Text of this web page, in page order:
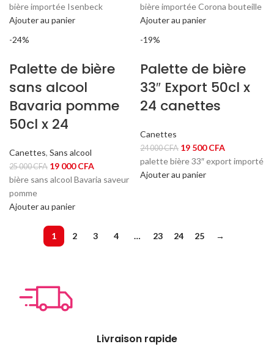
prix
initial
prix
bière importée Isenbeck
Ajouter au panier
prix
initial
prix
bière importée Corona bouteille
Ajouter au panier
-24%
Palette de bière
sans alcool
Bavaria pomme
50cl x 24
Canettes, Sans alcool
25 000CFA Le
prix
était :
000 CFA.
19 000CFA
prix
000 CFA.
bière sans alcool Bavaria saveur
pomme
Ajouter au panier
-19%
Palette de bière
33″ Export 50cl x
24 canettes
Canettes
24 000CFA Le
prix
initial
19 500CFA
prix
palette bière 33″ export importé
Ajouter au panier
1 2 3 4 … 23 24 25 →
Livraison rapide